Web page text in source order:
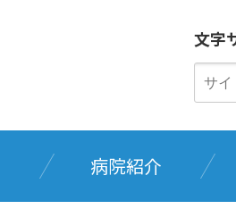
文字
病院紹介